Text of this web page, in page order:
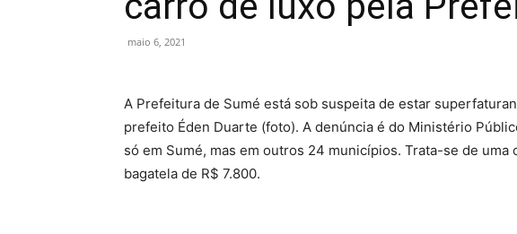
maio 6, 2021
A Prefeitura de Sumé está sob suspeita de estar
prefeito Éden Duarte (foto). A denúncia é do Ministério
só em Sumé, mas em outros 24 municípios. Trata-se de
bagatela de R$ 7.800.